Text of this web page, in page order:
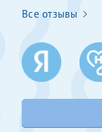
Все отзывы
Телефон*
Электронная почта*